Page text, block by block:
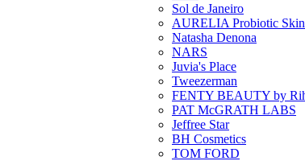
Sol de Janeiro
AURELIA Probiotic
Natasha Denona
NARS
Juvia's Place
Tweezerman
FENTY BEAUTY by
PAT McGRATH LABS
Jeffree Star
BH Cosmetics
TOM FORD